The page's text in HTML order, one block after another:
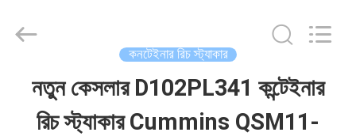
Development
কনটেইনার রিচ স্ট্যাকার
নতুন কেসলার D102PL341 কন্টেইনার
রিচ স্ট্যাকার Cummins QSM11-